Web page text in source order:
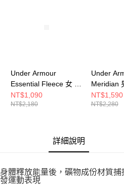
Under Armour
Essential Fleece 女 長
袖上衣 1373032-001
NT$1,090
NT$2,180
Under
Meridian
1386975-
NT$1,590
NT$2,280
詳細說明
身體釋放能量後，礦物成份材質
發運動表現